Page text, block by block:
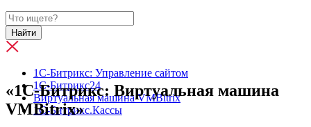
Найти
1С-Битрикс: Управление сайтом
1C-Битрикс24
Виртуальная машина VMBitrix
1С-Битрикс.Кассы
«1C-Битрикс: Виртуальная машина
VMBitrix»